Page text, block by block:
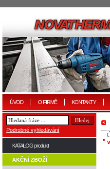
ÚVOD O FIRMĚ KONTAKTY
Podrobné vyhledávání
KATALOG produkt
AKČNÍ ZBOŽÍ